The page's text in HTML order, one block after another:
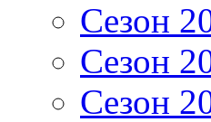
Сезон
Сезон
Сезон